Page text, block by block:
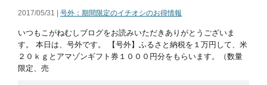
2017/05/31 | 号外：期間限定のイチオシのお得情報
いつもこがねむしブログをお読みいただきありがとうございま
す。 本日は、号外です。 【号外】ふるさと納税を１万円して、米
２０ｋｇとアマゾンギフト券１０００円分をもらいます。（数量
限定、売